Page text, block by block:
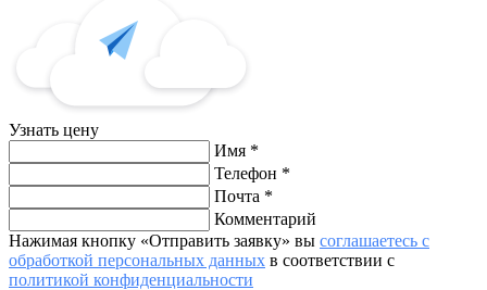
Узнать цену
Имя *
Телефон *
Почта *
Комментарий
Нажимая кнопку «Отправить заявку» вы соглашаетесь с
обработкой персональных данных в соответствии с
политикой конфиденциальности